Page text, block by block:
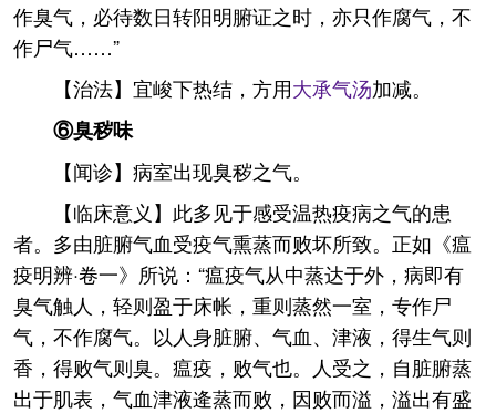
作臭气，必待数日转阳明腑证之时，亦只作腐气，不
作尸气……”
【治法】宜峻下热结，方用大承气汤加减。
⑥臭秽味
【闻诊】病室出现臭秽之气。
【临床意义】此多见于感受温热疫病之气的患
者。多由脏腑气血受疫气熏蒸而败坏所致。正如《瘟
疫明辨·卷一》所说：“瘟疫气从中蒸达于外，病即有
臭气触人，轻则盈于床帐，重则蒸然一室，专作尸
气，不作腐气。以人身脏腑、气血、津液，得生气则
香，得败气则臭。瘟疫，败气也。人受之，自脏腑蒸
出于肌表，气血津液逄蒸而败，因败而溢，溢出有盛